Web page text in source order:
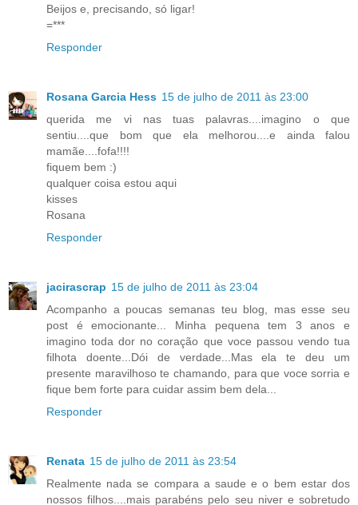
Beijos e, precisando, só ligar!
=***
Responder
Rosana Garcia Hess 15 de julho de 2011 às 23:00
querida me vi nas tuas palavras....imagino o que
sentiu....que bom que ela melhorou....e ainda falou
mamãe....fofa!!!!
fiquem bem :)
qualquer coisa estou aqui
kisses
Rosana
Responder
jacirascrap 15 de julho de 2011 às 23:04
Acompanho a poucas semanas teu blog, mas esse seu
post é emocionante... Minha pequena tem 3 anos e
imagino toda dor no coração que voce passou vendo tua
filhota doente...Dói de verdade...Mas ela te deu um
presente maravilhoso te chamando, para que voce sorria e
fique bem forte para cuidar assim bem dela...
Responder
Renata 15 de julho de 2011 às 23:54
Realmente nada se compara a saude e o bem estar dos
nossos filhos....mais parabéns pelo seu niver e sobretudo